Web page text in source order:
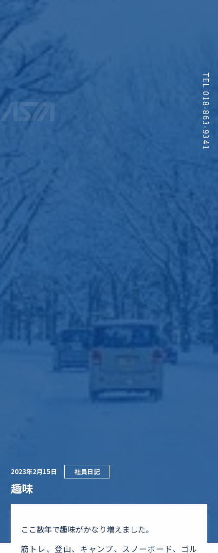
TEL 018-863-9341
2023年2月15日 社員日記
趣味
ここ数年で趣味がかなり増えました。
筋トレ、登山、キャンプ、スノーボード、ゴル